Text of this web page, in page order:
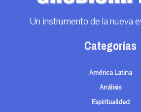
Un instrumento de la nueva
Categorías
América Latina
Análisis
Espiritualidad